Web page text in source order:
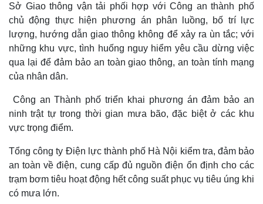
Sở Giao thông vận tải phối hợp với Công an thành phố
chủ động thực hiện phương án phân luồng, bố trí lực
lượng, hướng dẫn giao thông không để xảy ra ùn tắc; với
những khu vực, tình huống nguy hiểm yêu cầu dừng việc
qua lại để đảm bảo an toàn giao thông, an toàn tính mạng
của nhân dân.
Công an Thành phố triển khai phương án đảm bảo an
ninh trật tự trong thời gian mưa bão, đặc biệt ở các khu
vực trọng điểm.
Tổng công ty Điện lực thành phố Hà Nội kiểm tra, đảm bảo
an toàn về điện, cung cấp đủ nguồn điện ổn định cho các
trạm bơm tiêu hoạt động hết công suất phục vụ tiêu úng khi
có mưa lớn.